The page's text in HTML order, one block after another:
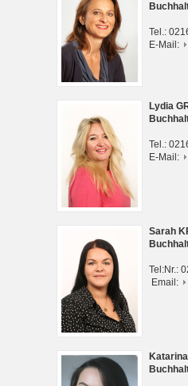
Tel.:
E-Mail:
Lydia
Tel.:
E-Mail:
Sarah
Tel:Nr.:
Email: